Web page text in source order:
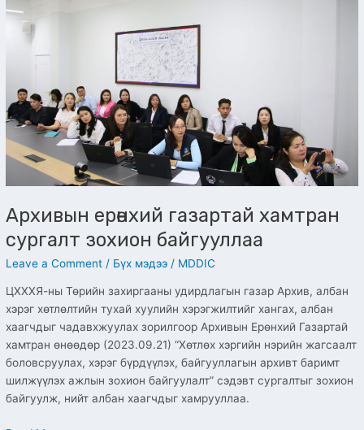
Архивын ерөнхий газартай хамтран
сургалт зохион байгууллаа
Leave a Comment / Бүх мэдээ / MDDIC
ЦХХХЯ-ны Төрийн захиргааны удирдлагын газар Архив, албан
хэрэг хөтлөлтийн тухай хуулийн хэрэгжилтийг хангах, албан
хаагчдыг чадавхжуулах зорилгоор Архивын Ерөнхий Газартай
хамтран өнөөдөр (2023.09.21) “Хөтлөх хэргийн нэрийн жагсаалт
боловсруулах, хэрэг бүрдүүлэх, байгууллагын архивт баримт
шилжүүлэх ажлын зохион байгуулалт” сэдэвт сургалтыг зохион
байгуулж, нийт албан хаагчдыг хамрууллаа.
Архивын
ерөнхий
газартай
хамтран
зохион
байгууллаа